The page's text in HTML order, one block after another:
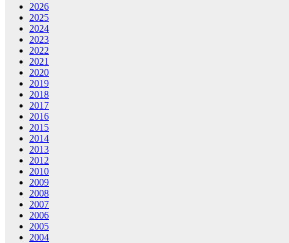
2026
2025
2024
2023
2022
2021
2020
2019
2018
2017
2016
2015
2014
2013
2012
2010
2009
2008
2007
2006
2005
2004